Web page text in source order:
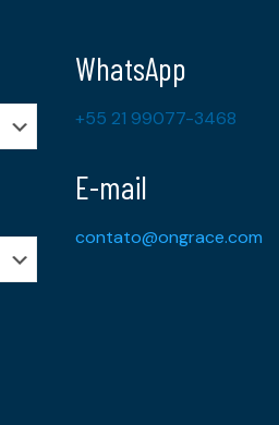
WhatsApp
+55 21 99077-3468
E-mail
contato@ongrace.com